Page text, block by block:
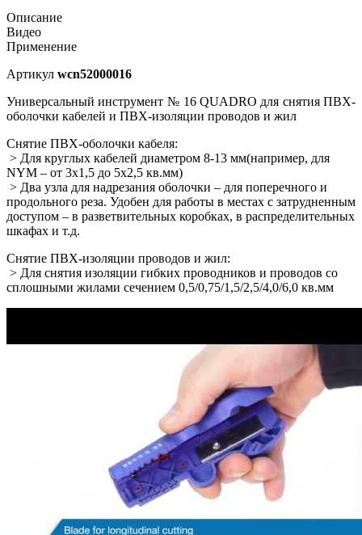
Описание
Видео
Применение
Артикул wcn52000016
Универсальный инструмент № 16 QUADRO для снятия ПВХ-
оболочки кабелей и ПВХ-изоляции проводов и жил
Снятие ПВХ-оболочки кабеля:
> Для круглых кабелей диаметром 8-13 мм(например, для
NYM – от 3х1,5 до 5х2,5 кв.мм)
> Два узла для надрезания оболочки – для поперечного и
продольного реза. Удобен для работы в местах с затрудненным
доступом – в разветвительных коробках, в распределительных
шкафах и т.д.
Снятие ПВХ-изоляции проводов и жил:
> Для снятия изоляции гибких проводников и проводов со
сплошными жилами сечением 0,5/0,75/1,5/2,5/4,0/6,0 кв.мм